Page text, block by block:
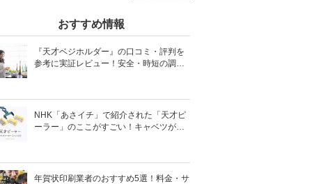
おすすめ情報
『天才ベジホルダー』の口コミ・評判を
参考に実証レビュー！安全・時短の調理
NHK「あさイチ」で紹介された「天才ピ
ーラー」のここがすごい！キャベツがほ
年賀状印刷業者のおすすめ5選！料金・サ